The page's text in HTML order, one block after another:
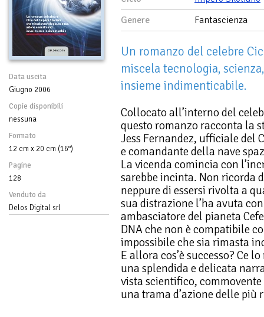
Data uscita
Giugno 2006
Copie disponibili
nessuna
Formato
12 cm x 20 cm (16°)
Pagine
128
Venduto da
Delos Digital srl
Genere
Fantascienza
Un romanzo del celebre
miscela tecnologia,
insieme indimenticabile.
Collocato all’interno del
questo romanzo racconta la
Jess Fernandez, ufficiale del
e comandante della nave
La vicenda comincia con
sarebbe incinta. Non ricorda
neppure di essersi rivolta a
sua distrazione l’ha avuta
ambasciatore del pianeta
DNA che non è compatibile
impossibile che sia rimasta
E allora cos’è successo? Ce
una splendida e delicata
vista scientifico,
una trama d’azione delle più